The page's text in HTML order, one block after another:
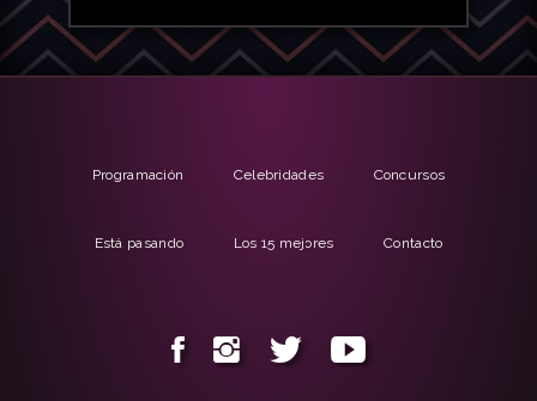
Programación Celebridades Concursos
Está pasando Los 15 mejores Contacto